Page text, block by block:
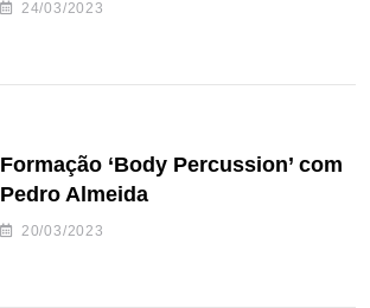
24/03/2023
Formação ‘Body Percussion’ com
Pedro Almeida
20/03/2023